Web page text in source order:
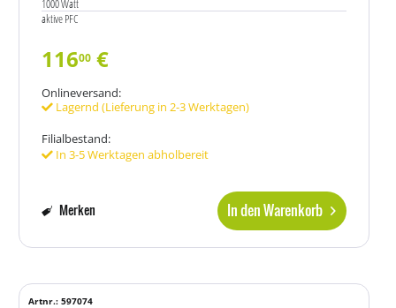
aktive PFC
11600 €
Onlineversand:
Lagernd (Lieferung in 2-3 Werktagen)
Filialbestand:
In 3-5 Werktagen abholbereit
In den Warenkorb
Merken
Artnr.: 597074